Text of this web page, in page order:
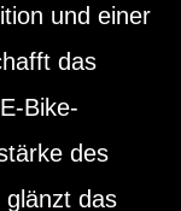
und einer
das
Bike-
des
glänzt das